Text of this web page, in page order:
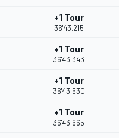
+1 Tour
36'43.215
+1 Tour
36'43.343
+1 Tour
36'43.530
+1 Tour
36'43.665